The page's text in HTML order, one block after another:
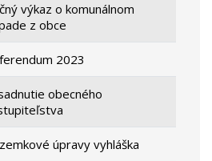
výkaz o komunálnom
z obce
2023
obecného
úpravy vyhláška